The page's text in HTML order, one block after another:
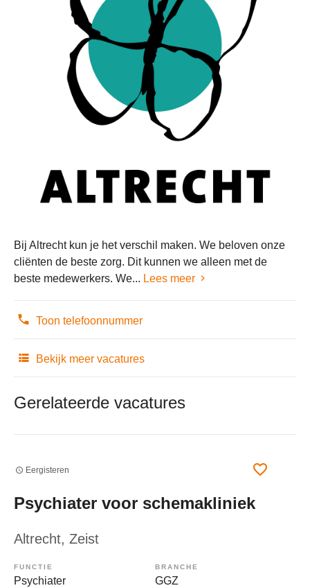
Bij Altrecht kun je het verschil maken. We beloven onze
cliënten de beste zorg. Dit kunnen we alleen met de
beste medewerkers. We... Lees meer
Toon telefoonnummer
Bekijk meer vacatures
Gerelateerde vacatures
Eergisteren
Psychiater voor schemakliniek
Altrecht, Zeist
FUNCTIE
Psychiater
BRANCHE
GGZ